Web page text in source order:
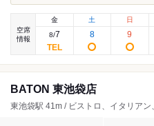
空席
情報
金
8/7
土
8
日
9
BATON 東池袋店
東池袋駅 41m / ビストロ、イタリアン